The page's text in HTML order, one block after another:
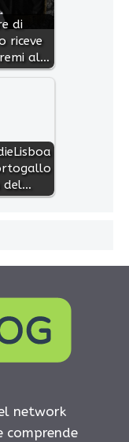
di
riceve
al…
del…
network
comprende